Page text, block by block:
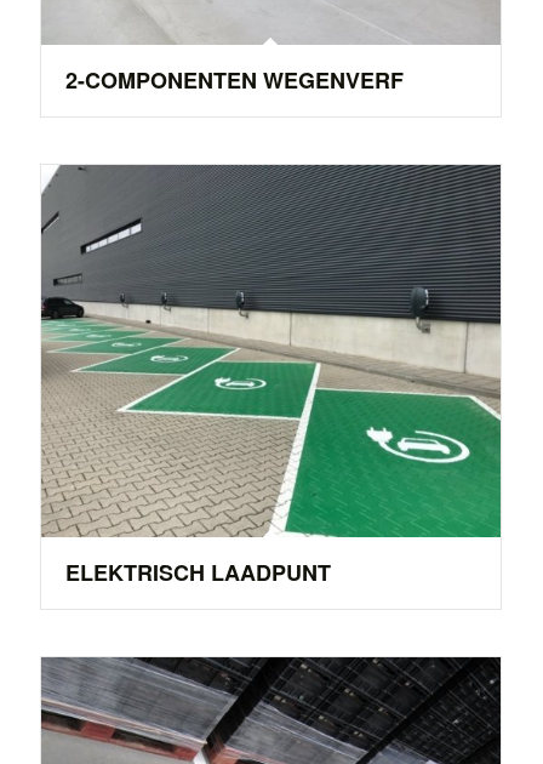
2-COMPONENTEN WEGENVERF
ELEKTRISCH LAADPUNT